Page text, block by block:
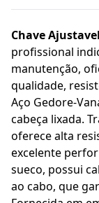
Chave
profissional
manutenção,
qualidade,
Aço Gedore-
cabeça lixada.
oferece alta
excelente
sueco, possui
ao cabo, que